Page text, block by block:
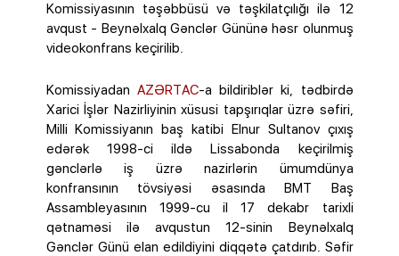
Komissiyasının təşəbbüsü və təşkilatçılığı ilə 12
avqust - Beynəlxalq Gənclər Gününə həsr olunmuş
videokonfrans keçirilib.
Komissiyadan AZƏRTAC-a bildiriblər ki, tədbirdə
Xarici İşlər Nazirliyinin xüsusi tapşırıqlar üzrə səfiri,
Milli Komissiyanın baş katibi Elnur Sultanov çıxış
edərək 1998-ci ildə Lissabonda keçirilmiş
gənclərlə iş üzrə nazirlərin ümumdünya
konfransının tövsiyəsi əsasında BMT Baş
Assambleyasının 1999-cu il 17 dekabr tarixli
qətnaməsi ilə avqustun 12-sinin Beynəlxalq
Gənclər Günü elan edildiyini diqqətə çatdırıb. Səfir